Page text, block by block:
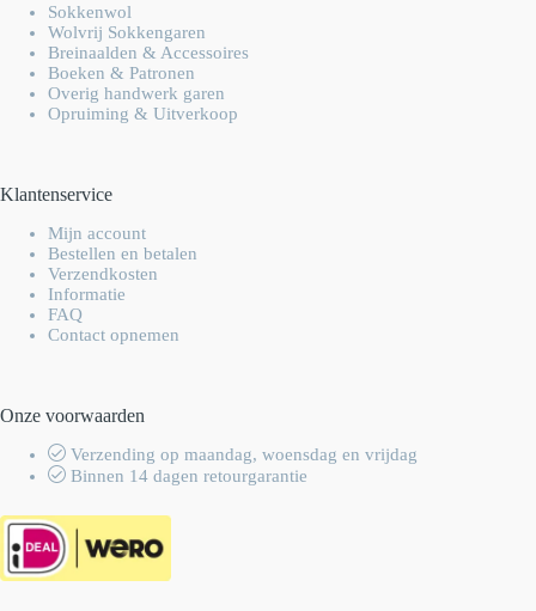
Sokkenwol
Wolvrij Sokkengaren
Breinaalden & Accessoires
Boeken & Patronen
Overig handwerk garen
Opruiming & Uitverkoop
Klantenservice
Mijn account
Bestellen en betalen
Verzendkosten
Informatie
FAQ
Contact opnemen
Onze voorwaarden
Verzending op maandag, woensdag en vrijdag
Binnen 14 dagen retourgarantie